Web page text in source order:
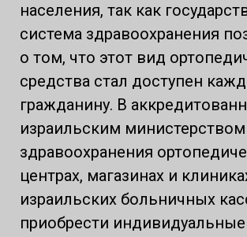
населения, так как
система здравоохранения
о том, что этот вид
средства стал доступен
гражданину. В
израильским министерством
здравоохранения
центрах, магазинах и
израильских больничных
приобрести индивидуальные